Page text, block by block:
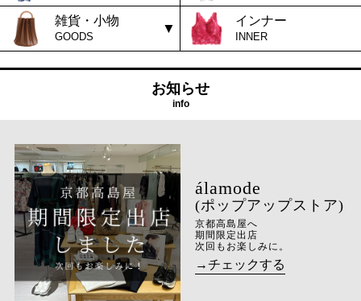
雑貨・小物
GOODS
インナー
INNER
お知らせ
info
(ポップアップストア)
京都高島屋へ
期間限定出店
次回もお楽しみに。
→チェックする